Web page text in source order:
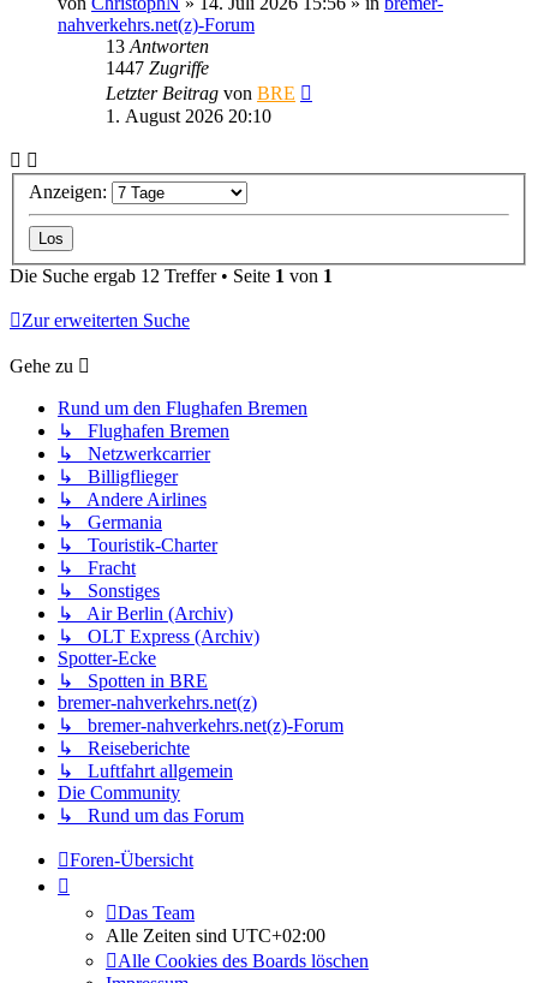
nahverkehrs.net(z)-Forum
13 Antworten
1447 Zugriffe
Letzter Beitrag von BRE
1. August 2026 20:10
Anzeigen:
Die Suche ergab 12 Treffer • Seite 1 von 1
Zur erweiterten Suche
Gehe zu
Rund um den Flughafen Bremen
↳ Flughafen Bremen
↳ Netzwerkcarrier
↳ Billigflieger
↳ Andere Airlines
↳ Germania
↳ Touristik-Charter
↳ Fracht
↳ Sonstiges
↳ Air Berlin (Archiv)
↳ OLT Express (Archiv)
Spotter-Ecke
↳ Spotten in BRE
bremer-nahverkehrs.net(z)
↳ bremer-nahverkehrs.net(z)-Forum
↳ Reiseberichte
↳ Luftfahrt allgemein
Die Community
↳ Rund um das Forum
Foren-Übersicht
Das Team
Alle Zeiten sind UTC+02:00
Alle Cookies des Boards löschen